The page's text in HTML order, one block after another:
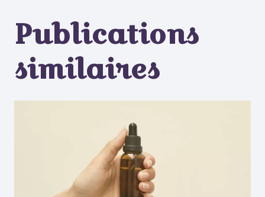
Publications
similaires